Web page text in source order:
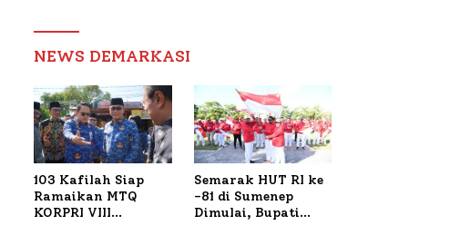
NEWS DEMARKASI
103 Kafilah Siap
Ramaikan MTQ
KORPRI VIII
Semarak HUT RI ke
-81 di Sumenep
Dimulai, Bupati